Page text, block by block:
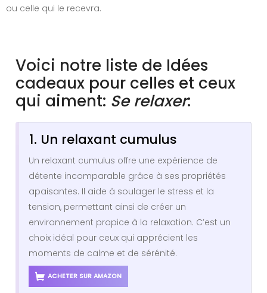
ou celle qui le recevra.
Voici notre liste de Idées
cadeaux pour celles et ceux
qui aiment: Se relaxer:
1. Un relaxant cumulus
Un relaxant cumulus offre une expérience de
détente incomparable grâce à ses propriétés
apaisantes. Il aide à soulager le stress et la
tension, permettant ainsi de créer un
environnement propice à la relaxation. C’est un
choix idéal pour ceux qui apprécient les
moments de calme et de sérénité.
ACHETER SUR AMAZON